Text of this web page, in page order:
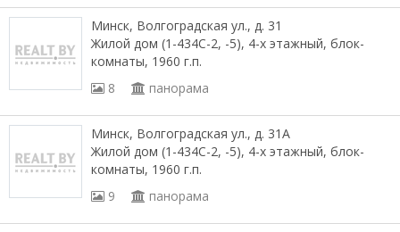
Минск, Волгоградская ул., д. 31
Жилой дом (1-434С-2, -5), 4-х этажный, блок-
комнаты, 1960 г.п.
8
панорама
Минск, Волгоградская ул., д. 31А
Жилой дом (1-434С-2, -5), 4-х этажный, блок-
комнаты, 1960 г.п.
9
панорама